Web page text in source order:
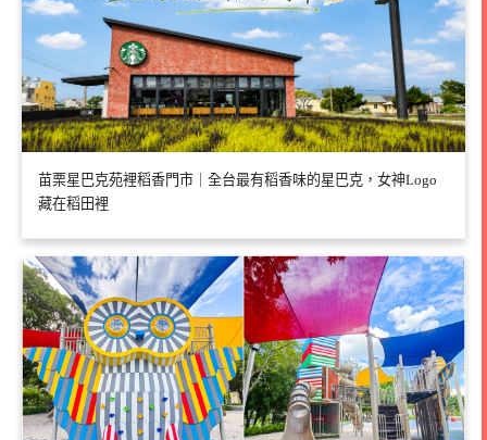
苗栗星巴克苑裡稻香門市｜全台最有稻香味的星巴克，女神Logo
藏在稻田裡